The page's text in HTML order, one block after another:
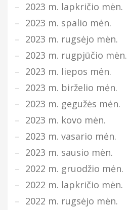
2023 m. lapkričio mėn.
2023 m. spalio mėn.
2023 m. rugsėjo mėn.
2023 m. rugpjūčio mėn.
2023 m. liepos mėn.
2023 m. birželio mėn.
2023 m. gegužės mėn.
2023 m. kovo mėn.
2023 m. vasario mėn.
2023 m. sausio mėn.
2022 m. gruodžio mėn.
2022 m. lapkričio mėn.
2022 m. rugsėjo mėn.